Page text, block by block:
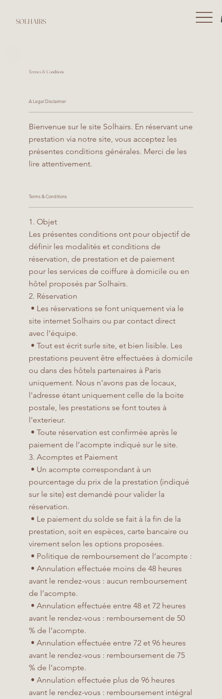
SOLHAIRS
Termes & Conditions
A Legal Disclaimer
Bienvenue sur le site Solhairs. En réservant une
prestation via notre site, vous acceptez les
présentes conditions générales. Merci de les
lire attentivement.
Terms & Conditions
1. Objet
Les présentes conditions ont pour objectif de
définir les modalités et conditions de
réservation, de prestation et de paiement
pour les services de coiffure à domicile ou en
hôtel proposés par Solhairs.
2. Réservation
• Les réservations se font uniquement via le
site internet Solhairs ou par contact direct
avec l’équipe.
• Tout est écrit surle site, et bien lisible. Les
prestations peuvent être effectuées à domicile
ou dans des hôtels partenaires à Paris
uniquement. Nous n'avons pas de locaux,
l'adresse étant uniquement celle de la boite
postale, les prestations se font toutes à
l'exterieur.
• Toute réservation est confirmée après le
paiement de l’acompte indiqué sur le site.
3. Acomptes et Paiement
• Un acompte correspondant à un
pourcentage du prix de la prestation (indiqué
sur le site) est demandé pour valider la
réservation.
• Le paiement du solde se fait à la fin de la
prestation, soit en espèces, carte bancaire ou
virement selon les options proposées.
• Politique de remboursement de l’acompte :
• Annulation effectuée moins de 48 heures
avant le rendez-vous : aucun remboursement
de l’acompte.
• Annulation effectuée entre 48 et 72 heures
avant le rendez-vous : remboursement de 50
% de l’acompte.
• Annulation effectuée entre 72 et 96 heures
avant le rendez-vous : remboursement de 75
% de l’acompte.
• Annulation effectuée plus de 96 heures
avant le rendez-vous : remboursement intégral